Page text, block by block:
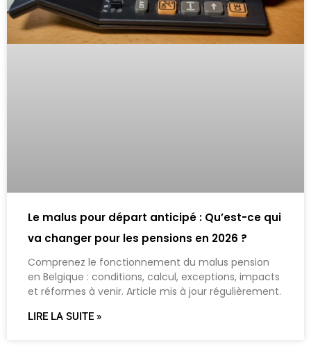
Le malus pour départ anticipé : Qu’est-ce qui
va changer pour les pensions en 2026 ?
Comprenez le fonctionnement du malus pension
en Belgique : conditions, calcul, exceptions, impacts
et réformes à venir. Article mis à jour régulièrement.
LIRE LA SUITE »